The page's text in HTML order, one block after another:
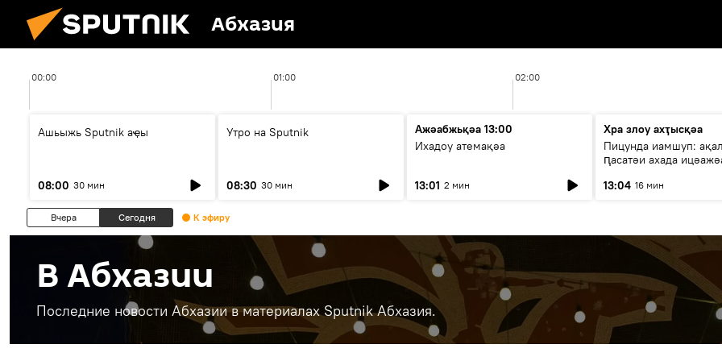
Абхазия
00:00 01:00 02:00
Ашьыжь Sputnik аҿы
08:00 30 мин
Утро на Sputnik
08:30 30 мин
Ажәабжьқәа 13:00
Ихадоу атемақәа
13:01 2 мин
Хра злоу ахҭысқәа
Пицунда иамшуп:
ԥасатәи ахада
13:04 16 мин
Вчера Сегодня К эфиру
В Абхазии
Последние новости Абхазии в материалах Sputnik Абхазия.